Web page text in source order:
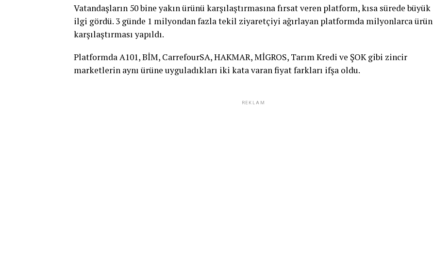
Vatandaşların 50 bine yakın ürünü karşılaştırmasına fırsat veren platform, kısa sürede büyük
ilgi gördü. 3 günde 1 milyondan fazla tekil ziyaretçiyi ağırlayan platformda milyonlarca ürün
karşılaştırması yapıldı.
Platformda A101, BİM, CarrefourSA, HAKMAR, MİGROS, Tarım Kredi ve ŞOK gibi zincir
marketlerin aynı ürüne uyguladıkları iki kata varan fiyat farkları ifşa oldu.
REKLAM